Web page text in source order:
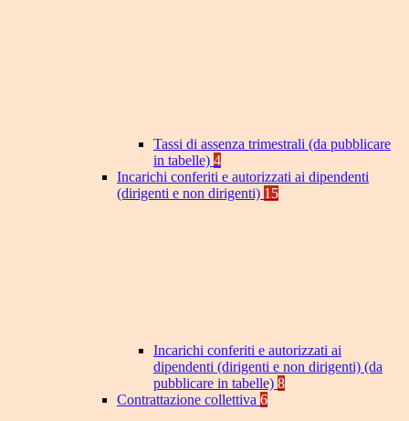
Tassi di assenza trimestrali (da pubblicare
in tabelle) 4
Incarichi conferiti e autorizzati ai dipendenti
(dirigenti e non dirigenti) 15
Incarichi conferiti e autorizzati ai
dipendenti (dirigenti e non dirigenti) (da
pubblicare in tabelle) 8
Contrattazione collettiva 6